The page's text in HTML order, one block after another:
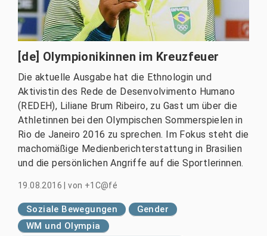
[de] Olympionikinnen im Kreuzfeuer
Die aktuelle Ausgabe hat die Ethnologin und
Aktivistin des Rede de Desenvolvimento Humano
(REDEH), Liliane Brum Ribeiro, zu Gast um über die
Athletinnen bei den Olympischen Sommerspielen in
Rio de Janeiro 2016 zu sprechen. Im Fokus steht die
machomäßige Medienberichterstattung in Brasilien
und die persönlichen Angriffe auf die Sportlerinnen.
19.08.2016|von +1C@fé
Soziale Bewegungen
Gender
WM und Olympia